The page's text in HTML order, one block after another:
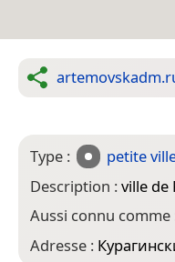
Type : petite
Description :ville de
Aussi connu comme
Adresse :